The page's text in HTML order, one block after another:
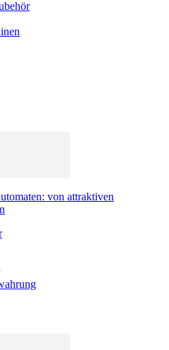
von attraktiven